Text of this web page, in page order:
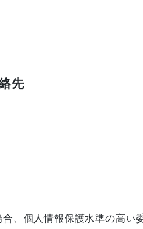
先
、個人情報保護水準の高い